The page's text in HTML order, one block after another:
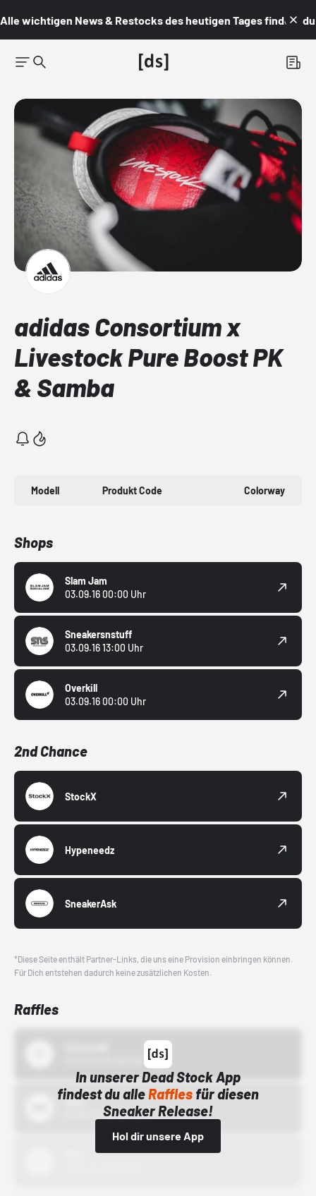
Alle wichtigen News & Restocks des heutigen Tages findest du
adidas Consortium x
Livestock Pure Boost PK
& Samba
Modell Produkt Code Colorway
Shops
Slam Jam
03.09.16 00:00 Uhr
Sneakersnstuff
03.09.16 13:00 Uhr
Overkill
03.09.16 00:00 Uhr
2nd Chance
StockX
Hypeneedz
SneakerAsk
*Diese Seite enthält Partner-Links, die uns eine Provision einbringen können.
Für Dich entstehen dadurch keine zusätzlichen Kosten.
Raffles
In unserer Dead Stock App
findest du alleRafflesfür diesen
Sneaker Release!
Hol dir unsere App
Bstn
01.10.22 00:00 Uhr